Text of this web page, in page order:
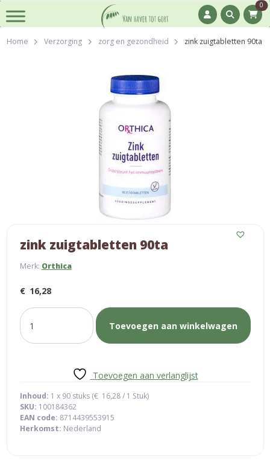
0
Home Verzorging zorg en gezondheid zink zuigtabletten 90ta
zink zuigtabletten 90ta
Merk: Orthica
€ 16,28
zink
zuigtabletten
90ta
Toevoegen aan winkelwagen
Toevoegen aan verlanglijst
Inhoud: 1 x 90 stuks (€ 16,28/ 1 Stuk)
SKU: 100184362
EAN code: 8714439553915
Herkomst: Nederland